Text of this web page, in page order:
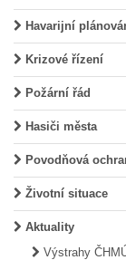
Havarijní
Krizové řízení
Požární řád
Hasiči města
Povodňová
Životní situace
Aktuality
Výstrahy